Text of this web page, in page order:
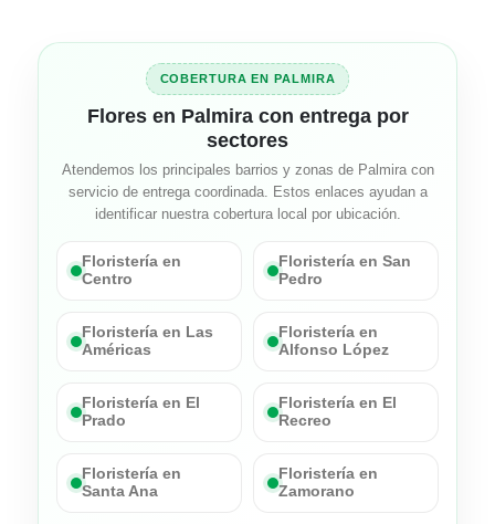
COBERTURA EN PALMIRA
Flores en Palmira con entrega por
sectores
Atendemos los principales barrios y zonas de Palmira con
servicio de entrega coordinada. Estos enlaces ayudan a
identificar nuestra cobertura local por ubicación.
Floristería en
Centro
Floristería en San
Pedro
Floristería en Las
Américas
Floristería en
Alfonso López
Floristería en El
Prado
Floristería en El
Recreo
Floristería en
Santa Ana
Floristería en
Zamorano